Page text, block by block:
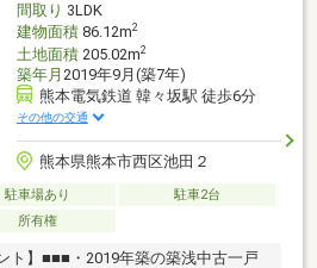
間取り 3LDK
建物面積86.12m2
土地面積205.02m2
築年月 2019年9月(築7年)
熊本電気鉄道 韓々坂駅 徒歩6分
その他の交通
熊本県熊本市西区池田２
駐車場あり
駐車2台
所有権
ト】■■■・2019年築の築浅中古一戸